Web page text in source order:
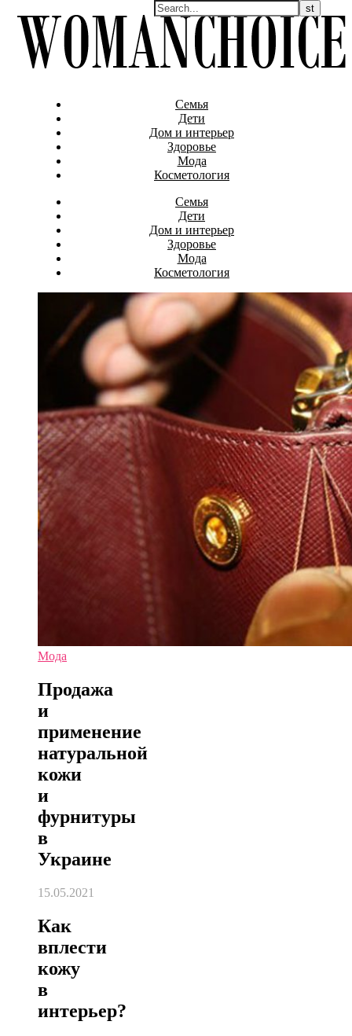
Семья
Дети
Дом и интерьер
Здоровье
Мода
Косметология
Семья
Дети
Дом и интерьер
Здоровье
Мода
Косметология
Мода
Продажа
и
применение
натуральной
кожи
и
фурнитуры
в
Украине
15.05.2021
Как
вплести
кожу
в
интерьер?